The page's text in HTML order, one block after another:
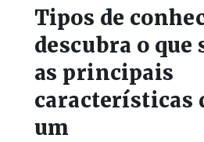
Tipos de
descubra o que
as principais
características
um